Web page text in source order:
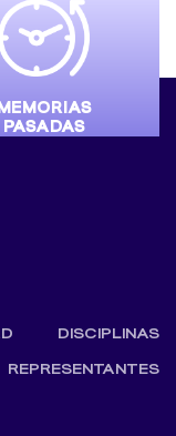
PASADAS
DISCIPLINAS
REPRESENTANTES